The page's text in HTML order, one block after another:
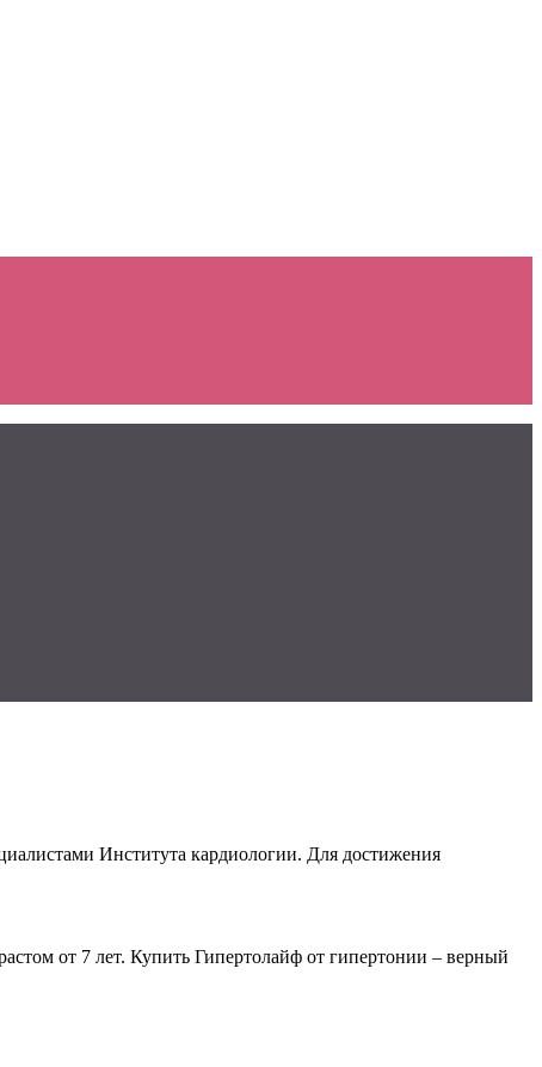
Института кардиологии. Для достижения
от 7 лет. Купить Гипертолайф от гипертонии – верный